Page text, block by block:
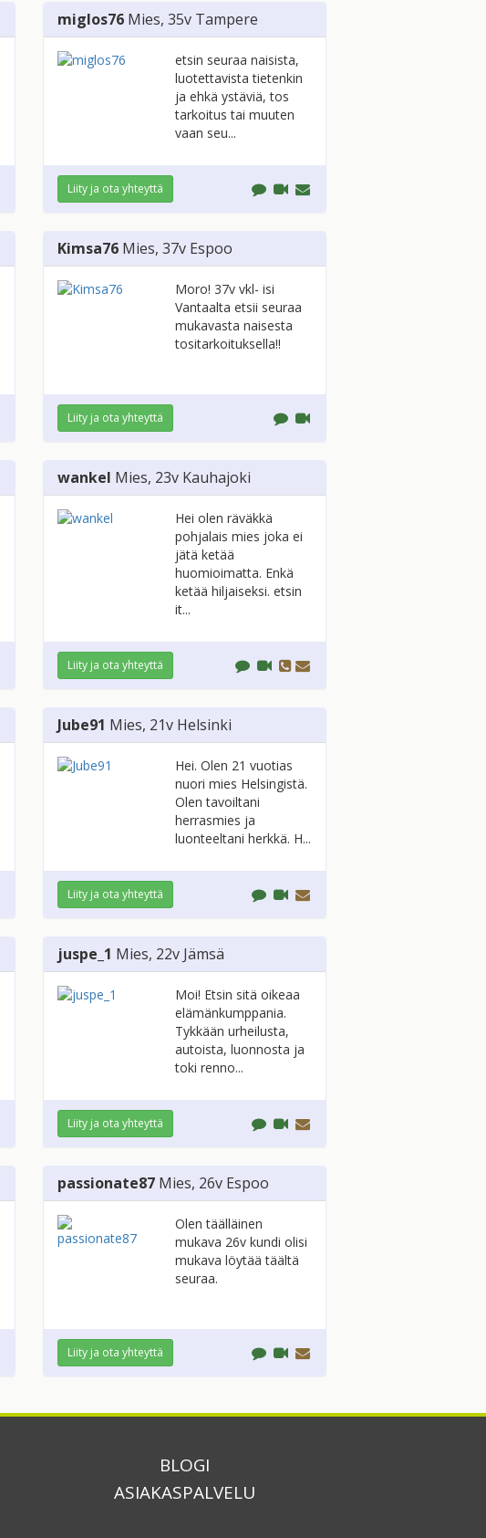
miglos76 Mies, 35v Tampere
etsin seuraa naisista,
luotettavista tietenkin
ja ehkä ystäviä, tos
tarkoitus tai muuten
vaan seu...
Liity ja ota yhteyttä
Kimsa76 Mies, 37v Espoo
Moro! 37v vkl- isi
Vantaalta etsii seuraa
mukavasta naisesta
tositarkoituksella!!
Liity ja ota yhteyttä
wankel Mies, 23v Kauhajoki
Hei olen räväkkä
pohjalais mies joka ei
jätä ketää
huomioimatta. Enkä
ketää hiljaiseksi. etsin
it...
Liity ja ota yhteyttä
Jube91 Mies, 21v Helsinki
Hei. Olen 21 vuotias
nuori mies Helsingistä.
Olen tavoiltani
herrasmies ja
luonteeltani herkkä. H...
Liity ja ota yhteyttä
juspe_1 Mies, 22v Jämsä
Moi! Etsin sitä oikeaa
elämänkumppania.
Tykkään urheilusta,
autoista, luonnosta ja
toki renno...
Liity ja ota yhteyttä
passionate87 Mies, 26v Espoo
Olen täälläinen
mukava 26v kundi olisi
mukava löytää täältä
seuraa.
Liity ja ota yhteyttä
BLOGI
ASIAKASPALVELU